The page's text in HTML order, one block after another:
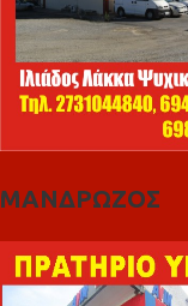
ΜΑΝΔΡΩΖΟΣ